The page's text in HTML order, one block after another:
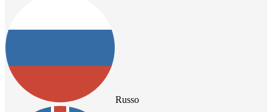
Russo